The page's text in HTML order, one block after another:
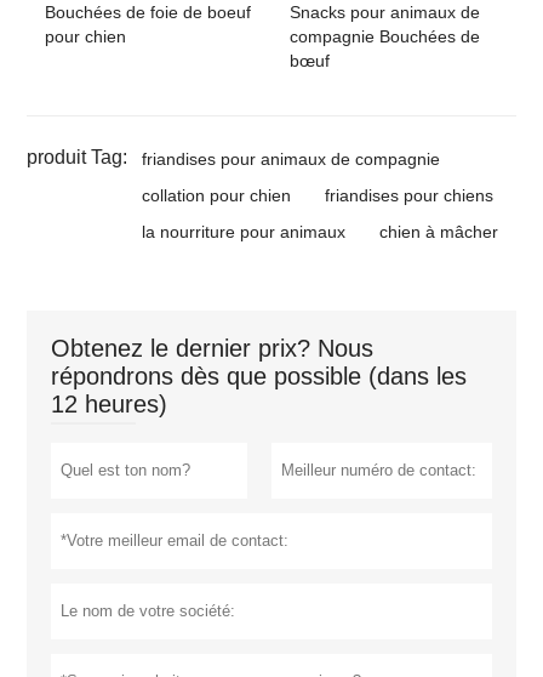
Bouchées de foie de boeuf
pour chien
Snacks pour animaux de
compagnie Bouchées de
bœuf
produit Tag:
friandises pour animaux de compagnie
collation pour chien
friandises pour chiens
la nourriture pour animaux
chien à mâcher
Obtenez le dernier prix? Nous
répondrons dès que possible (dans les
12 heures)